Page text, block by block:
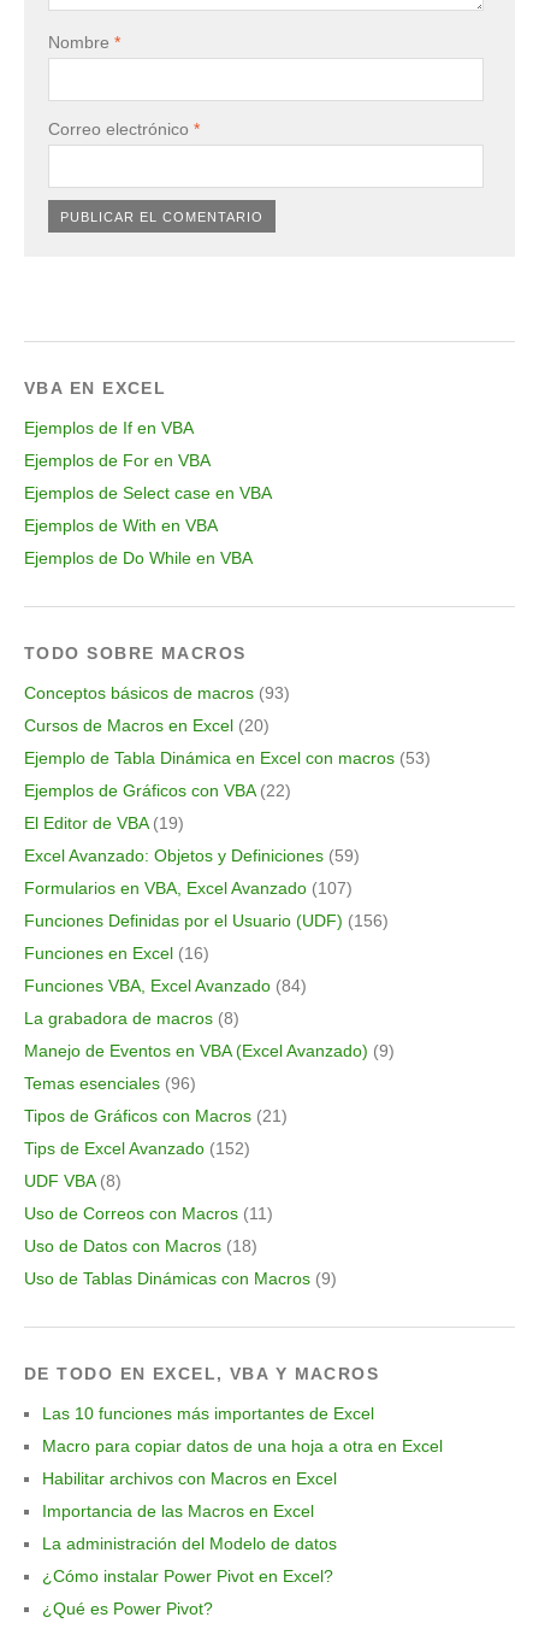
Nombre *
Correo electrónico *
VBA EN EXCEL
Ejemplos de If en VBA
Ejemplos de For en VBA
Ejemplos de Select case en VBA
Ejemplos de With en VBA
Ejemplos de Do While en VBA
TODO SOBRE MACROS
Conceptos básicos de macros (93)
Cursos de Macros en Excel (20)
Ejemplo de Tabla Dinámica en Excel con macros (53)
Ejemplos de Gráficos con VBA(22)
El Editor de VBA(19)
Excel Avanzado: Objetos y Definiciones (59)
Formularios en VBA, Excel Avanzado (107)
Funciones Definidas por el Usuario (UDF) (156)
Funciones en Excel (16)
Funciones VBA, Excel Avanzado (84)
La grabadora de macros (8)
Manejo de Eventos en VBA (Excel Avanzado) (9)
Temas esenciales (96)
Tipos de Gráficos con Macros (21)
Tips de Excel Avanzado (152)
UDF VBA(8)
Uso de Correos con Macros (11)
Uso de Datos con Macros (18)
Uso de Tablas Dinámicas con Macros (9)
DE TODO EN EXCEL, VBA Y MACROS
Las 10 funciones más importantes de Excel
Macro para copiar datos de una hoja a otra en Excel
Habilitar archivos con Macros en Excel
Importancia de las Macros en Excel
La administración del Modelo de datos
¿Cómo instalar Power Pivot en Excel?
¿Qué es Power Pivot?